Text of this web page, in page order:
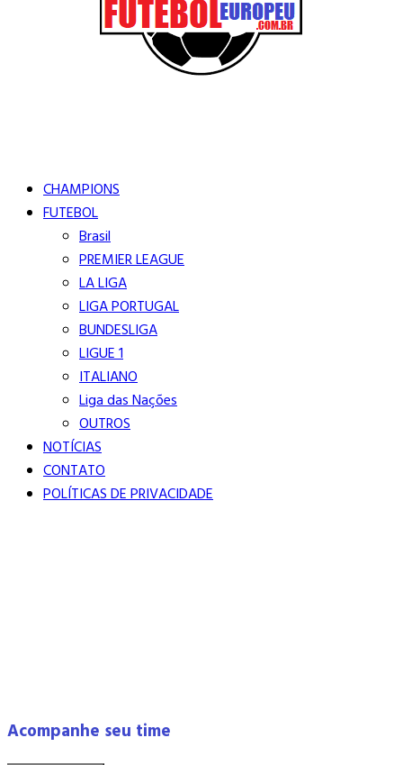
CHAMPIONS
FUTEBOL
Brasil
PREMIER LEAGUE
LA LIGA
LIGA PORTUGAL
BUNDESLIGA
LIGUE 1
ITALIANO
Liga das Nações
OUTROS
NOTÍCIAS
CONTATO
POLÍTICAS DE PRIVACIDADE
Acompanhe seu time